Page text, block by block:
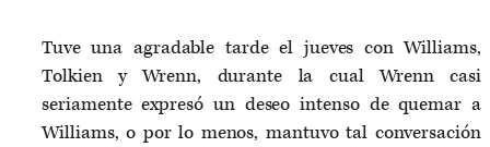
Tuve una agradable tarde el jueves con Williams,
Tolkien y Wrenn, durante la cual Wrenn casi
seriamente expresó un deseo intenso de quemar a
Williams, o por lo menos, mantuvo tal conversación